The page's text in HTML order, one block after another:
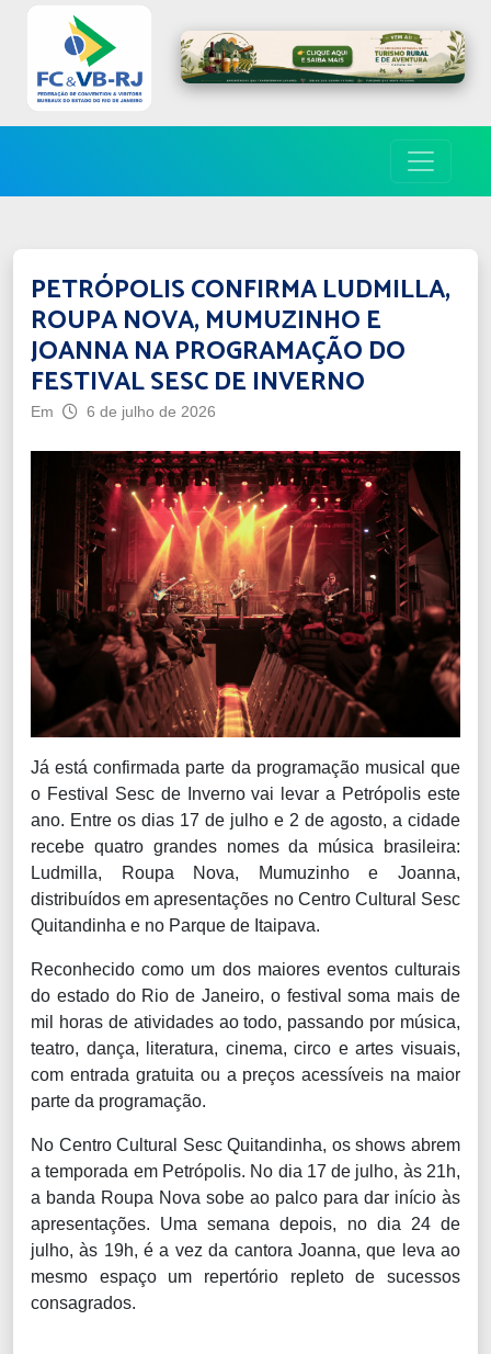
PETRÓPOLIS CONFIRMA LUDMILLA,
ROUPA NOVA, MUMUZINHO E
JOANNA NA PROGRAMAÇÃO DO
FESTIVAL SESC DE INVERNO
Em 6 de julho de 2026
Já está confirmada parte da programação musical que
o Festival Sesc de Inverno vai levar a Petrópolis este
ano. Entre os dias 17 de julho e 2 de agosto, a cidade
recebe quatro grandes nomes da música brasileira:
Ludmilla, Roupa Nova, Mumuzinho e Joanna,
distribuídos em apresentações no Centro Cultural Sesc
Quitandinha e no Parque de Itaipava.
Reconhecido como um dos maiores eventos culturais
do estado do Rio de Janeiro, o festival soma mais de
mil horas de atividades ao todo, passando por música,
teatro, dança, literatura, cinema, circo e artes visuais,
com entrada gratuita ou a preços acessíveis na maior
parte da programação.
No Centro Cultural Sesc Quitandinha, os shows abrem
a temporada em Petrópolis. No dia 17 de julho, às 21h,
a banda Roupa Nova sobe ao palco para dar início às
apresentações. Uma semana depois, no dia 24 de
julho, às 19h, é a vez da cantora Joanna, que leva ao
mesmo espaço um repertório repleto de sucessos
consagrados.